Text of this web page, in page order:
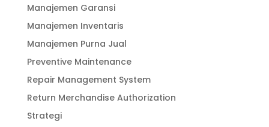
Manajemen Garansi
Manajemen Inventaris
Manajemen Purna Jual
Preventive Maintenance
Repair Management System
Return Merchandise Authorization
Strategi